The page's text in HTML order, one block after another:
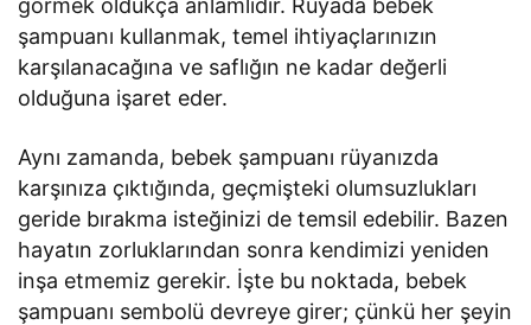
görmek oldukça anlamlıdır. Rüyada bebek
şampuanı kullanmak, temel ihtiyaçlarınızın
karşılanacağına ve saflığın ne kadar değerli
olduğuna işaret eder.
Aynı zamanda, bebek şampuanı rüyanızda
karşınıza çıktığında, geçmişteki olumsuzlukları
geride bırakma isteğinizi de temsil edebilir. Bazen
hayatın zorluklarından sonra kendimizi yeniden
inşa etmemiz gerekir. İşte bu noktada, bebek
şampuanı sembolü devreye girer; çünkü her şeyin